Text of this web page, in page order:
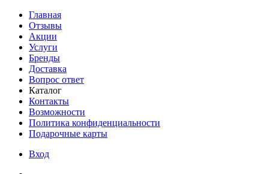
Главная
Отзывы
Акции
Услуги
Бренды
Доставка
Вопрос ответ
Каталог
Контакты
Возможности
Политика конфиденциальности
Подарочные карты
Вход